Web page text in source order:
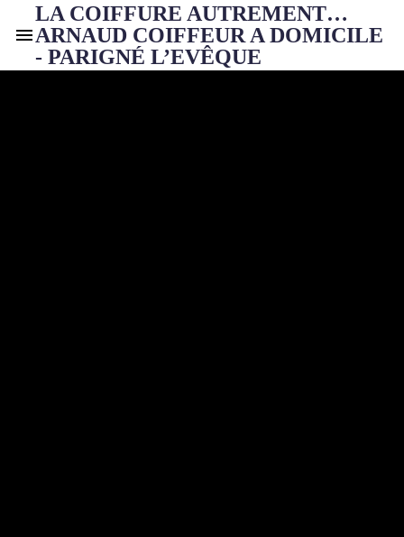
LA COIFFURE AUTREMENT…
ARNAUD COIFFEUR A DOMICILE
- PARIGNÉ L’EVÊQUE